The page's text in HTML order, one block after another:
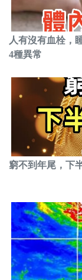
人有沒有血栓，
4種異常
窮不到年尾，下